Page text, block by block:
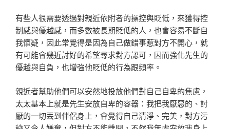
有些人很需要透過對親近依附者的操控與貶低，來獲得控
制感與優越感，而多數被長期貶低的人，也會容易不斷自
我懷疑，因此常覺得是因為自己做錯事惹對方不開心，就
有可能會幾近討好的希望尋求對方認可，因而強化先生的
優越與自負，也增強他貶低的行為跟頻率。
親近者幫助他們可以安然地投放他們對自己自卑的焦慮，
太太基本上就是先生安放自卑的容器：我把我厭惡的、討
厭的一切丟到伴侶身上，會覺得自己清淨、完美，對方污